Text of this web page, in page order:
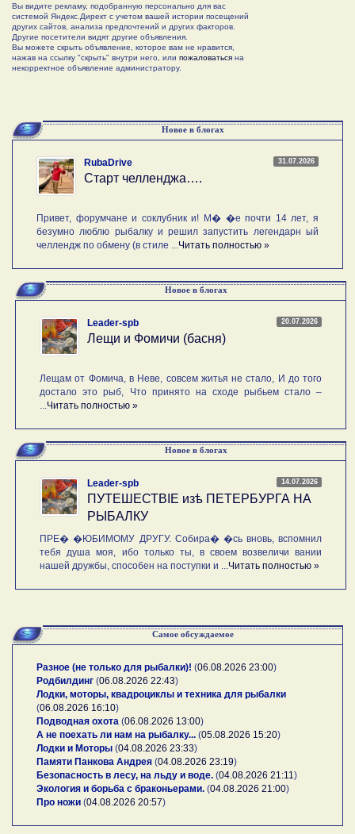
Вы видите рекламу, подобранную персонально для вас
системой Яндекс.Директ с учетом вашей истории посещений
других сайтов, анализа предпочтений и других факторов.
Другие посетители видят другие объявления.
Вы можете скрыть объявление, которое вам не нравится,
нажав на ссылку "скрыть" внутри него, или пожаловаться на
некорректное объявление администратору.
Новое в блогах
31.07.2026
RubaDrive
Старт челленджа….
Привет, форумчане и соклубник и! М� �е почти 14 лет, я
безумно люблю рыбалку и решил запустить легендарн ый
челлендж по обмену (в стиле ... Читать полностью »
Новое в блогах
20.07.2026
Leader-spb
Лещи и Фомичи (басня)
Лещам от Фомича, в Неве, совсем житья не стало, И до того
достало это рыб, Что принято на сходе рыбьем стало –
Читать полностью »
Новое в блогах
14.07.2026
Leader-spb
ПУТЕШЕСТВIE изѣ ПЕТЕРБУРГА НА
РЫБАЛКУ
ПРЕ� �ЮБИМОМУ ДРУГУ. Собира� �сь вновь, вспомнил
тебя душа моя, ибо только ты, в своем возвеличи вании
нашей дружбы, способен на поступки и ... Читать полностью »
Самое обсуждаемое
Разное (не только для рыбалки)! (06.08.2026 23:00)
Родбилдинг (06.08.2026 22:43)
Лодки, моторы, квадроциклы и техника для рыбалки
(06.08.2026 16:10)
Подводная охота (06.08.2026 13:00)
А не поехать ли нам на рыбалку... (05.08.2026 15:20)
Лодки и Моторы (04.08.2026 23:33)
Памяти Панкова Андрея (04.08.2026 23:19)
Безопасность в лесу, на льду и воде. (04.08.2026 21:11 )
Экология и борьба с браконьерами. (04.08.2026 21:00)
Про ножи (04.08.2026 20:57)